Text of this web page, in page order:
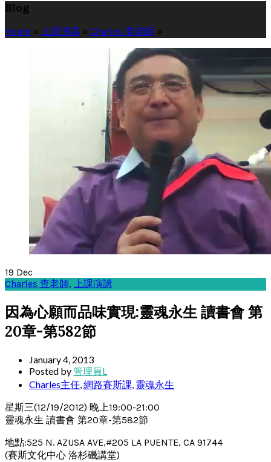
Blog
Home » 上課演講 » Charles 查老師 »
19 Dec
Charles 查老師, 上課演講
因為心願而品味實現:靈魂永生 讀書會 第
20章-第582節
January 4, 2013
Posted by管理員L
Charles主任,網路賽斯課, 靈魂永生
星斯三(12/19/2012) 晚上19:00-21:00
靈魂永生 讀書會 第20章-第582節
地點:525 N. AZUSA AVE,#205 LA PUENTE, CA 91744
(賽斯文化中心 洛杉磯講堂)